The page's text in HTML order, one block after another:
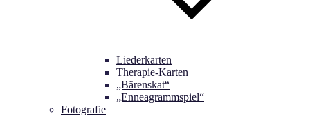
Liederkarten
Therapie-Karten
„Bärenskat“
„Enneagrammspiel“
Fotografie